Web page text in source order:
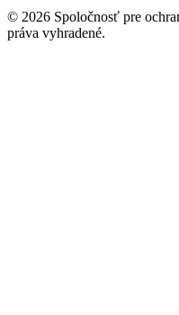
© 2026 Spoločnosť pre
práva vyhradené.